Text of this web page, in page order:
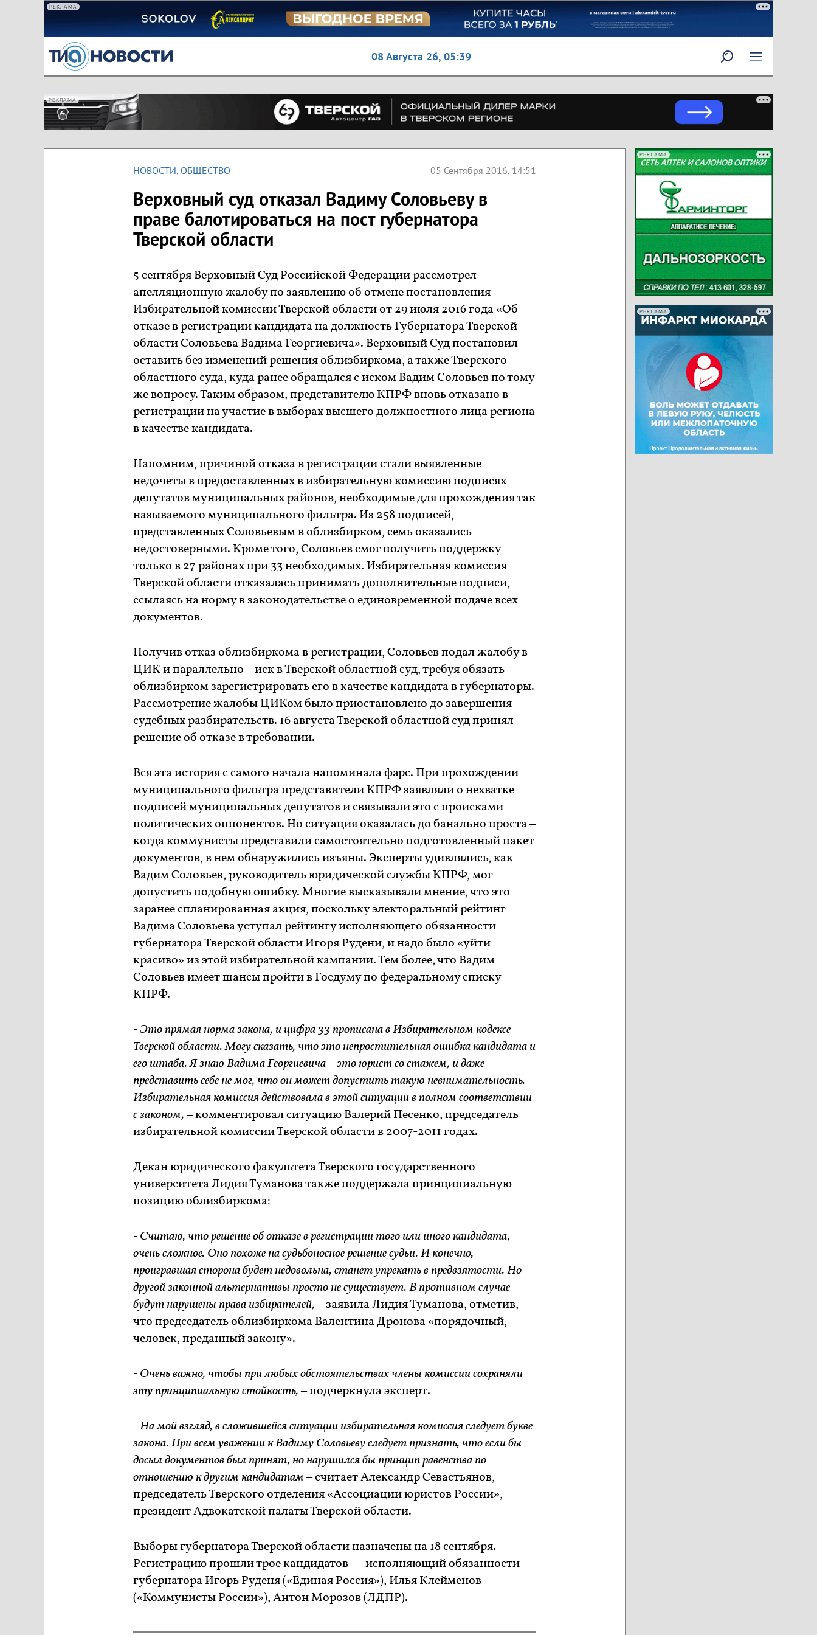
РЕКЛАМА
08 Августа 26,05:39
РЕКЛАМА
НОВОСТИ, ОБЩЕСТВО 05 Сентября 2016, 14:51
Верховный суд отказал Вадиму Соловьеву в
праве балотироваться на пост губернатора
Тверской области
5 сентября Верховный Суд Российской Федерации рассмотрел
апелляционную жалобу по заявлению об отмене постановления
Избирательной комиссии Тверской области от 29 июля 2016 года «Об
отказе в регистрации кандидата на должность Губернатора Тверской
области Соловьева Вадима Георгиевича». Верховный Суд постановил
оставить без изменений решения облизбиркома, а также Тверского
областного суда, куда ранее обращался с иском Вадим Соловьев по тому
же вопросу. Таким образом, представителю КПРФ вновь отказано в
регистрации на участие в выборах высшего должностного лица региона
в качестве кандидата.
Напомним, причиной отказа в регистрации стали выявленные
недочеты в предоставленных в избирательную комиссию подписях
депутатов муниципальных районов, необходимые для прохождения так
называемого муниципального фильтра. Из 258 подписей,
представленных Соловьевым в облизбирком, семь оказались
недостоверными. Кроме того, Соловьев смог получить поддержку
только в 27 районах при 33 необходимых. Избирательная комиссия
Тверской области отказалась принимать дополнительные подписи,
ссылаясь на норму в законодательстве о единовременной подаче всех
документов.
Получив отказ облизбиркома в регистрации, Соловьев подал жалобу в
ЦИК и параллельно – иск в Тверской областной суд, требуя обязать
облизбирком зарегистрировать его в качестве кандидата в губернаторы.
Рассмотрение жалобы ЦИКом было приостановлено до завершения
судебных разбирательств. 16 августа Тверской областной суд принял
решение об отказе в требовании.
Вся эта история с самого начала напоминала фарс. При прохождении
муниципального фильтра представители КПРФ заявляли о нехватке
подписей муниципальных депутатов и связывали это с происками
политических оппонентов. Но ситуация оказалась до банально проста –
когда коммунисты представили самостоятельно подготовленный пакет
документов, в нем обнаружились изъяны. Эксперты удивлялись, как
Вадим Соловьев, руководитель юридической службы КПРФ, мог
допустить подобную ошибку. Многие высказывали мнение, что это
заранее спланированная акция, поскольку электоральный рейтинг
Вадима Соловьева уступал рейтингу исполняющего обязанности
губернатора Тверской области Игоря Рудени, и надо было «уйти
красиво» из этой избирательной кампании. Тем более, что Вадим
Соловьев имеет шансы пройти в Госдуму по федеральному списку
КПРФ.
- Это прямая норма закона, и цифра 33 прописана в Избирательном кодексе
Тверской области. Могу сказать, что это непростительная ошибка кандидата и
его штаба. Я знаю Вадима Георгиевича – это юрист со стажем, и даже
представить себе не мог, что он может допустить такую невнимательность.
Избирательная комиссия действовала в этой ситуации в полном соответствии
с законом,– комментировал ситуацию Валерий Песенко, председатель
избирательной комиссии Тверской области в 2007-2011 годах.
Декан юридического факультета Тверского государственного
университета Лидия Туманова также поддержала принципиальную
позицию облизбиркома:
- Считаю, что решение об отказе в регистрации того или иного кандидата,
очень сложное. Оно похоже на судьбоносное решение судьи. И конечно,
проигравшая сторона будет недовольна, станет упрекать в предвзятости. Но
другой законной альтернативы просто не существует. В противном случае
будут нарушены права избирателей,– заявила Лидия Туманова, отметив,
что председатель облизбиркома Валентина Дронова «порядочный,
человек, преданный закону».
- Очень важно, чтобы при любых обстоятельствах члены комиссии сохраняли
эту принципиальную стойкость, –подчеркнула эксперт.
- На мой взгляд, в сложившейся ситуации избирательная комиссия следует букве
закона. При всем уважении к Вадиму Соловьеву следует признать, что если бы
досыл документов был принят, но нарушился бы принцип равенства по
отношению к другим кандидатам –считает Александр Севастьянов,
председатель Тверского отделения «Ассоциации юристов России»,
президент Адвокатской палаты Тверской области.
Выборы губернатора Тверской области назначены на 18 сентября.
Регистрацию прошли трое кандидатов — исполняющий обязанности
губернатора Игорь Руденя («Единая Россия»), Илья Клейменов
(«Коммунисты России»), Антон Морозов (ЛДПР).
РЕКЛАМА
РЕКЛАМА